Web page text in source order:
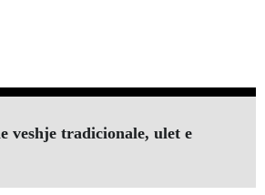
veshje tradicionale, ulet e